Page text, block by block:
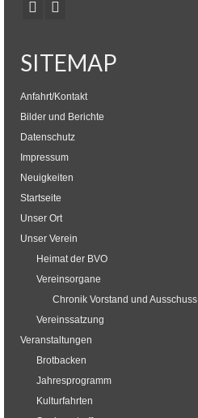
SITEMAP
Anfahrt/Kontakt
Bilder und Berichte
Datenschutz
Impressum
Neuigkeiten
Startseite
Unser Ort
Unser Verein
Heimat der BVO
Vereinsorgane
Chronik Vorstand und Ausschuss
Vereinssatzung
Veranstaltungen
Brotbacken
Jahresprogramm
Kulturfahrten